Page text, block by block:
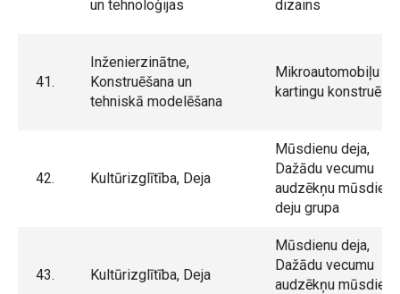
un tehnoloģijas dizains
41.
Inženierzinātne,
Konstruēšana un
tehniskā modelēšana
Mikroautomobiļu un
kartingu
42. Kultūrizglītība, Deja
Mūsdienu deja,
Dažādu vecumu
audzēkņu mūsdienu
deju grupa
43. Kultūrizglītība, Deja
Mūsdienu deja,
Dažādu vecumu
audzēkņu mūsdienu